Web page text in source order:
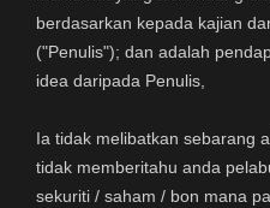
berdasarkan kepada kajian
("Penulis"); dan adalah
idea daripada Penulis,
Ia tidak melibatkan sebarang
tidak memberitahu anda
sekuriti / saham / bon mana